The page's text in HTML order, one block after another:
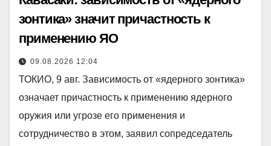
зонтика» значит причастность к
применению ЯО
09.08.2026 12:04
ТОКИО, 9 авг. Зависимость от «ядерного зонтика»
означает причастность к применению ядерного
оружия или угрозе его применения и
сотрудничество в этом, заявил сопредседатель